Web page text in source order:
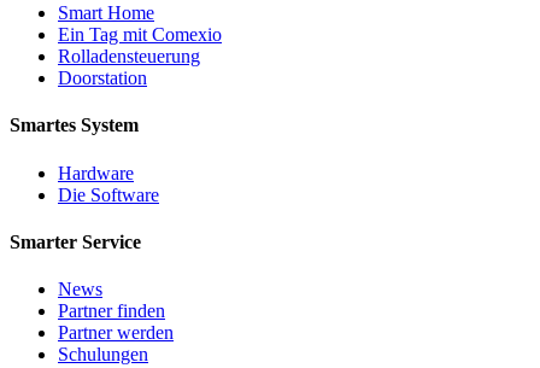
Smart Home
Ein Tag mit Comexio
Rolladensteuerung
Doorstation
Smartes System
Hardware
Die Software
Smarter Service
News
Partner finden
Partner werden
Schulungen